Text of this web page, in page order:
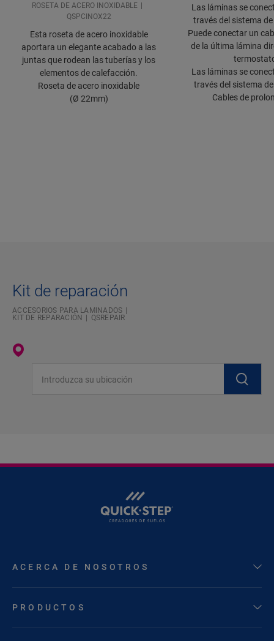
ROSETA DE ACERO INOXIDABLE
QSPCINOX22
Esta roseta de acero inoxidable
aportara un elegante acabado a las
juntas que rodean las tuberías y los
elementos de calefacción.
Roseta de acero inoxidable
(Ø 22mm)
Las láminas se
través del sistema
Puede conectar un
de la última lámina
Las láminas se
través del sistema
Cables de
Kit de reparación
ACCESORIOS PARA LAMINADOS
KIT DE REPARACIÓN
QSREPAIR
ACERCA DE NOSOTROS
PRODUCTOS